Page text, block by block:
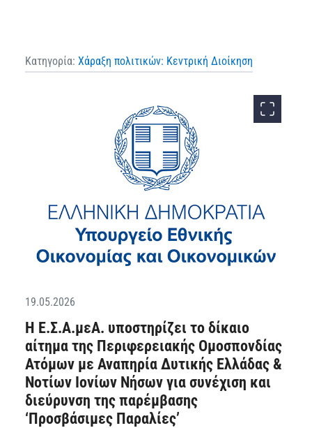
Κατηγορία: Χάραξη πολιτικών: Κεντρική Διοίκηση
19.05.2026
Η Ε.Σ.Α.μεΑ. υποστηρίζει το δίκαιο
αίτημα της Περιφερειακής Ομοσπονδίας
Ατόμων με Αναπηρία Δυτικής Ελλάδας &
Νοτίων Ιονίων Νήσων για συνέχιση και
διεύρυνση της παρέμβασης
‘Προσβάσιμες Παραλίες’